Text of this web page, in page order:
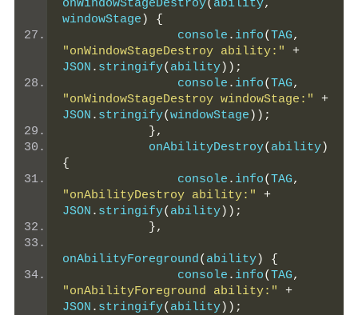
onWindowStageDestroy( ability,
windowStage )
{
                console
. info(TAG,
"onWindowStageDestroy ability:"
+
JSON . stringify( ability));
                console
. info(TAG,
"onWindowStageDestroy windowStage:"
+
JSON . stringify(windowStage ));
},
            onAbilityDestroy
( ability)
{
                console
. info(TAG,
"onAbilityDestroy ability:"
+
JSON . stringify( ability));
},
onAbilityForeground( ability)
{
                console
. info(TAG,
"onAbilityForeground ability:"
+
JSON . stringify( ability));